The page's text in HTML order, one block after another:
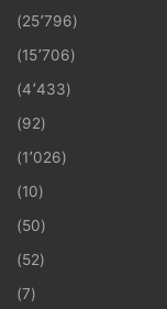
(25٬796)
(15٬706)
(4٬433)
(92)
(1٬026)
(10)
(50)
(52)
(7)